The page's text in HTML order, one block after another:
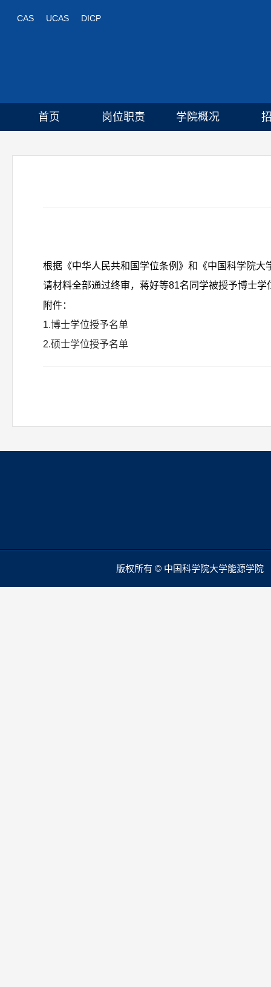
CAS UCAS DICP
首页 岗位职责 学院概况
根据《中华人民共和国学位条例》和《中国科学院
请材料全部通过终审，蒋好等81名同学被授予博士
附件：
1.博士学位授予名单
2.硕士学位授予名单
版权所有 © 中国科学院大学能源学